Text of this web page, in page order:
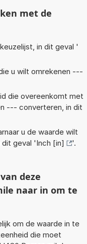
met de
in dit geval '
u wilt omrekenen ---
die overeenkomt met
--- converteren, in dit
u de waarde wilt
geval 'Inch [in] '.
deze
naar in om te
om de waarde in te
die moet